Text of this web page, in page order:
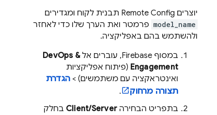
יוצרים Remote Config תבנית לקוח ומגדירים
model_name פרמטר ואת הערך שלו כדי לאחזר
ולהשתמש בהם באפליקציה.
במסוף Firebase, עוברים אלDevOps &
Engagement (פיתוח אפליקציות
ואינטראקציה עם משתמשים) > הגדרת
תצורה מרחוק
.
בתפריט הבחירה Client/Server בחלק